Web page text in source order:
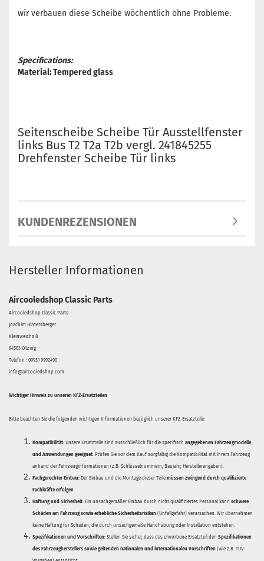
wir verbauen diese Scheibe wöchentlich ohne Probleme.
Specifications:
Material: Tempered glass
Seitenscheibe Scheibe Tür Ausstellfenster
links Bus T2 T2a T2b vergl. 241845255
Drehfenster Scheibe Tür links
KUNDENREZENSIONEN
Hersteller Informationen
Aircooledshop Classic Parts
Aircooledshop Classic Parts
Joachim Hintersberger
Kleinweichs 8
94563 Otzing
Telefon : 09931 9992490
info@aircooledshop.com
Wichtiger Hinweis zu unseren KFZ-Ersatzteilen
Bitte beachten Sie die folgenden wichtigen Informationen bezüglich unserer KFZ-Ersatzteile:
Kompatibilität: Unsere Ersatzteile sind ausschließlich für die spezifisch angegebenen Fahrzeugmodelle
und Anwendungen geeignet. Prüfen Sie vor dem Kauf sorgfältig die Kompatibilität mit Ihrem Fahrzeug
anhand der Fahrzeuginformationen (z.B. Schlüsselnummern, Baujahr, Herstellerangaben).
Fachgerechter Einbau: Der Einbau und die Montage dieser Teile müssen zwingend durch qualifizierte
Fachkräfte erfolgen.
Haftung und Sicherheit: Ein unsachgemäßer Einbau durch nicht qualifiziertes Personal kann schwere
Schäden am Fahrzeug sowie erhebliche Sicherheitsrisiken (Unfallgefahr) verursachen. Wir übernehmen
keine Haftung für Schäden, die durch unsachgemäße Handhabung oder Installation entstehen.
Spezifikationen und Vorschriften: Stellen Sie sicher, dass das erworbene Ersatzteil den Spezifikationen
des Fahrzeugherstellers sowie geltenden nationalen und internationalen Vorschriften (wie z.B. TÜV-